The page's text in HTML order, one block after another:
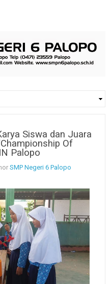
Siswa dan Juara
Of
Palopo
SMP Negeri 6 Palopo